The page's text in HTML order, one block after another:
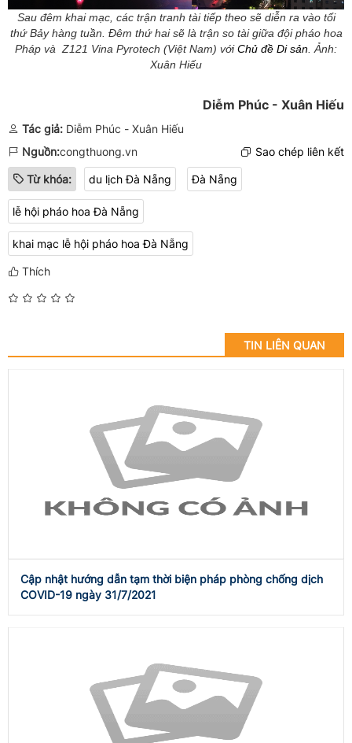
Sau đêm khai mạc, các trận tranh tài tiếp theo sẽ diễn ra vào tối
thứ Bảy hàng tuần. Đêm thứ hai sẽ là trận so tài giữa đội pháo hoa
Pháp và Z121 Vina Pyrotech (Việt Nam) vớiChủ đề Di sản. Ảnh:
Xuân Hiếu
Diễm Phúc - Xuân Hiếu
Tác giả: Diễm Phúc - Xuân Hiếu
Nguồn:congthuong.vn Sao chép liên kết
Từ khóa: du lịch Đà Nẵng Đà Nẵng
lễ hội pháo hoa Đà Nẵng
khai mạc lễ hội pháo hoa Đà Nẵng
Thích
TIN LIÊN QUAN
Cập nhật hướng dẫn tạm thời biện pháp phòng chống dịch
COVID-19 ngày 31/7/2021